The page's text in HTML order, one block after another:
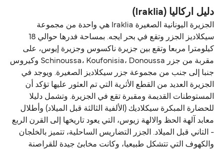
دليل اركاليا (Iraklia)
الجزيرة اليونانية الصغيرة Iraklia هي واحدة من مجموعة
سيكلاديز الجزر وتقع في بحر ايجه. بمساحة فدرها حوالي 18
كيلومترا مربعا وتقع بين جزيرة ناكسوس وجزيرة إيوس، على
مقربة من جزر Schinoussa، Koufonisia، Donoussa وكيروس
جنبا إلى جنب من مجموعة جزر سيكلاديز الصغيرة. ويوجد في
الجزيرة العديد من القطع الأثرية التي تم العثور عليها تؤكد أن
المستوطنات القديمة ومقبرة تقع في الجزيرة. وتشمل دليلا
للحضارة المبكرة سيكلاديك (الألفية الثالثة قبل الميلاد) وأطلال
معابد آلهة الحظ والالهة زيوس، التي يعود تاريخها إلى القرن الربع
- التاني قبل الميلاد. الجزر التضاريس الساحلية، تتميز بالخلجان
والكهوف التي تتشكل طبيعيا، وكانت مخابئ جيدة للقراصنة